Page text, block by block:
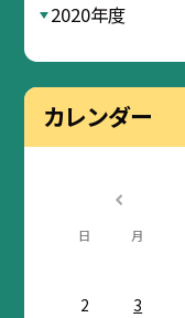
2020年度
カレンダー
日 月
2
3